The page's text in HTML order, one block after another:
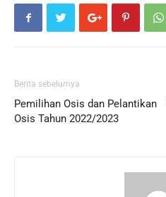
Berita sebelumya
Pemilihan Osis dan Pelantikan
Osis Tahun 2022/2023